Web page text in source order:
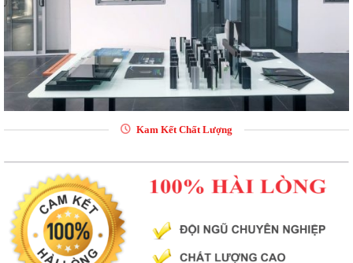
Kam Kết Chất Lượng